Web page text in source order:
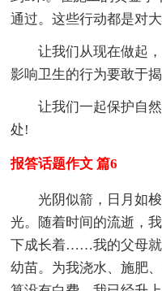
通过。这些行动都是对
让我们从现在做起，
影响卫生的行为要敢于揭
让我们一起保护自然
处!
报答话题作文 篇6
光阴似箭，日月如梭
光。随着时间的流逝，
下成长着……我的父母就
幼苗。为我浇水、施肥